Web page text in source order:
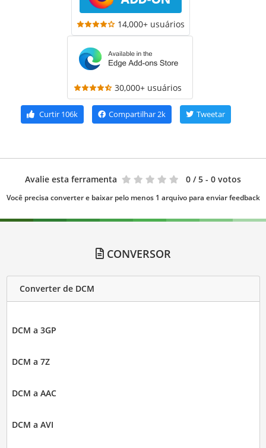
14,000+ usuários
30,000+ usuários
Curtir 106k Compartilhar2k Tweetar
Avalie esta ferramenta 0 / 5 - 0 votos
Você precisa converter e baixar pelo menos 1 arquivo para enviar feedback
CONVERSOR
Converter de DCM
DCM a 3GP
DCM a 7Z
DCM a AAC
DCM a AVI